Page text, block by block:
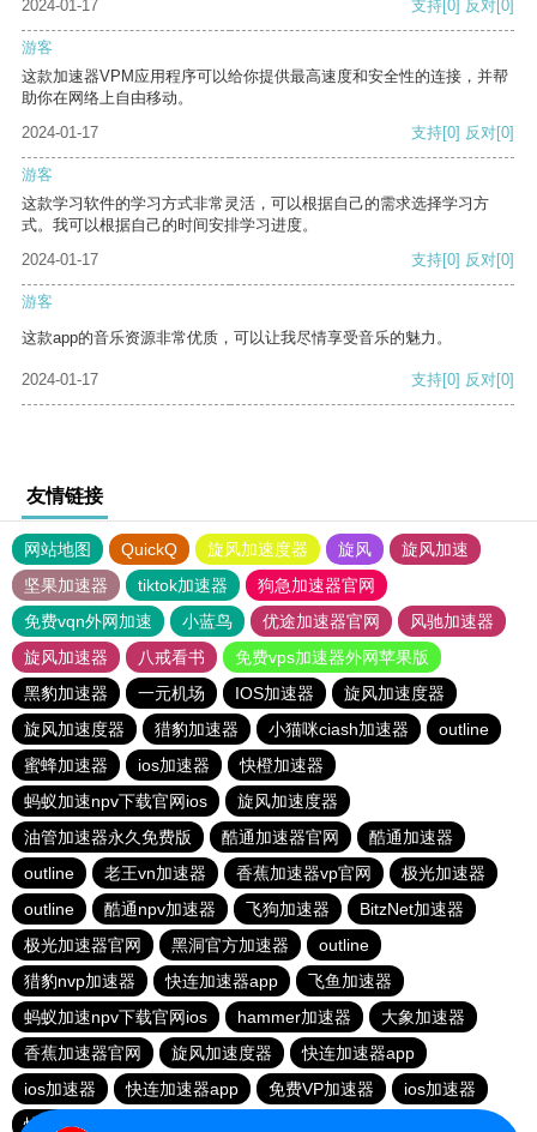
2024-01-17
支持[0] 反对[0]
游客
这款加速器VPM应用程序可以给你提供最高速度和安全性的连接，并帮
助你在网络上自由移动。
2024-01-17
支持[0] 反对[0]
游客
这款学习软件的学习方式非常灵活，可以根据自己的需求选择学习方
式。我可以根据自己的时间安排学习进度。
2024-01-17
支持[0] 反对[0]
游客
这款app的音乐资源非常优质，可以让我尽情享受音乐的魅力。
2024-01-17 支持[0] 反对[0]
友情链接
网站地图 QuickQ 旋风加速度器 旋风
旋风加速
坚果加速器
tiktok加速器
狗急加速器官网
免费vqn外网加速
小蓝鸟 优途加速器官网
风驰加速器
旋风加速器
八戒看书
免费vps加速器外网苹果版
黑豹加速器
一元机场 IOS加速器
旋风加速度器
旋风加速度器
猎豹加速器 小猫咪ciash加速器
outline
蜜蜂加速器
ios加速器
快橙加速器
蚂蚁加速npv下载官网ios
旋风加速度器
油管加速器永久免费版
酷通加速器官网
酷通加速器
outline
老王vn加速器 香蕉加速器vp官网
极光加速器
outline
酷通npv加速器 飞狗加速器
BitzNet加速器
极光加速器官网
黑洞官方加速器
outline
猎豹nvp加速器
快连加速器app
飞鱼加速器
蚂蚁加速npv下载官网ios
hammer加速器
大象加速器
香蕉加速器官网
旋风加速度器
快连加速器app
ios加速器
快连加速器app 免费VP加速器
ios加速器
快连加速器app